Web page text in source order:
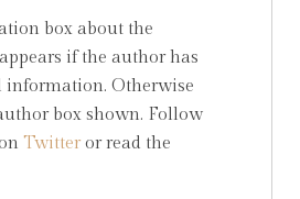
box about the
if the author has
information. Otherwise
box shown. Follow
Twitteror read the